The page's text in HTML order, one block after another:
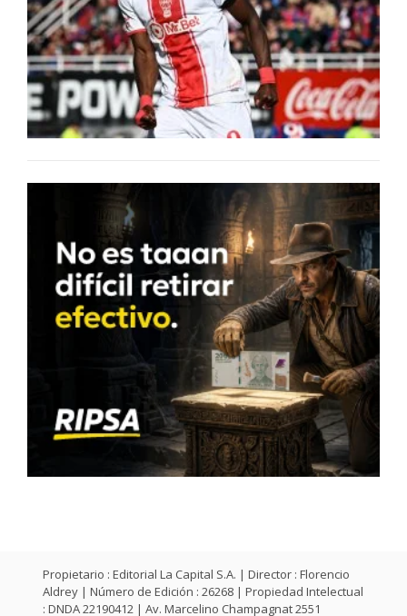
Propietario : Editorial La Capital S.A. | Director : Florencio
Aldrey | Número de Edición : 26268 | Propiedad Intelectual
: DNDA 22190412 | Av. Marcelino Champagnat 2551